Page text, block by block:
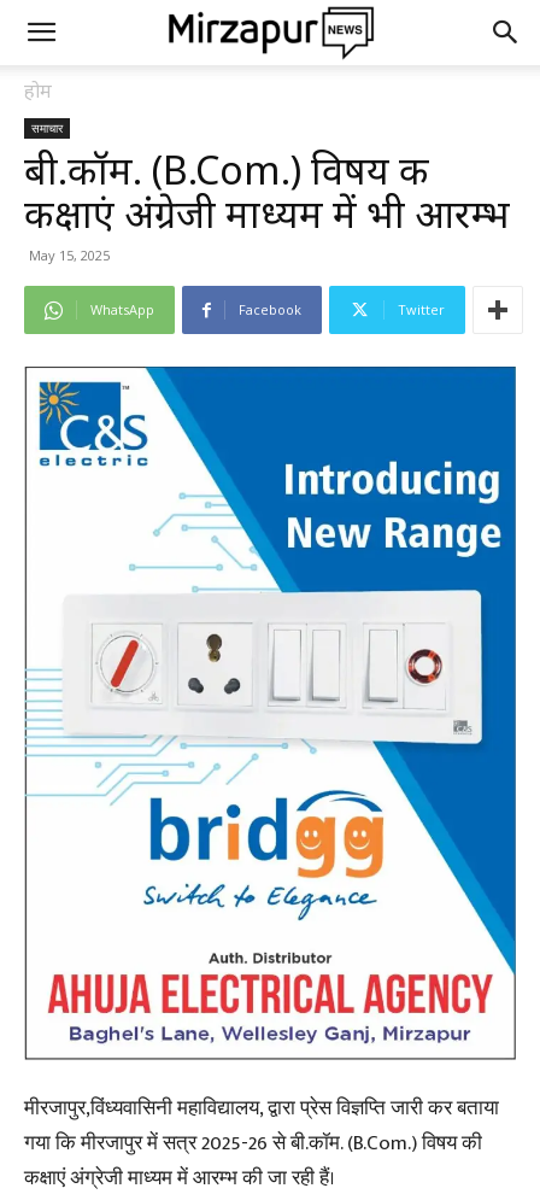
होम
समाचार
बी.कॉम. (B.Com.) विषय की
कक्षाएं अंग्रेजी माध्यम में भी आरम्भ
May 15, 2025
WhatsApp Facebook Twitter
मीरजापुर,विंध्यवासिनी महाविद्यालय, द्वारा प्रेस विज्ञप्ति जारी कर बताया
गया कि मीरजापुर में सत्र 2025-26 से बी.कॉम. (B.Com.) विषय की
कक्षाएं अंग्रेजी माध्यम में आरम्भ की जा रही हैं।